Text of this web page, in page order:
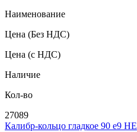
Наименование
Цена (Без НДС)
Цена (с НДС)
Наличие
Кол-во
27089
Калибр-кольцо гладкое 90 e9 НЕ